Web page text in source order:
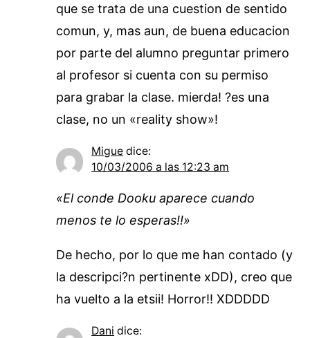
que se trata de una cuestion de sentido
comun, y, mas aun, de buena educacion
por parte del alumno preguntar primero
al profesor si cuenta con su permiso
para grabar la clase. mierda! ?es una
clase, no un «reality show»!
Migue dice:
10/03/2006 a las 12:23 am
«El conde Dooku aparece cuando
menos te lo esperas!!»
De hecho, por lo que me han contado (y
la descripci?n pertinente xDD), creo que
ha vuelto a la etsii! Horror!! XDDDDD
Dani dice: